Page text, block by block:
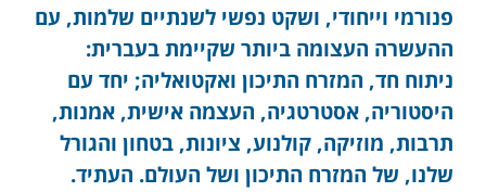
פנורמי וייחודי, ושקט נפשי לשנתיים שלמות, עם
ההעשרה העצומה ביותר שקיימת בעברית:
ניתוח חד, המזרח התיכון ואקטואליה; יחד עם
היסטוריה, אסטרטגיה, העצמה אישית, אמנות,
תרבות, מוזיקה, קולנוע, ציונות, בטחון והגורל
שלנו, של המזרח התיכון ושל העולם. העתיד.